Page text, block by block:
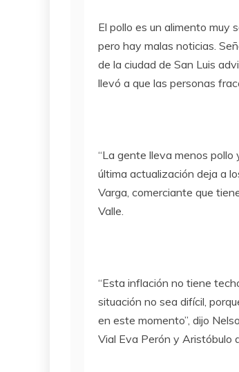
El pollo es un alimento muy
pero hay malas noticias.
de la ciudad de San Luis
llevó a que las personas
“La gente lleva menos
última actualización deja a
Varga, comerciante que
Valle.
“Esta inflación no tiene
situación no sea difícil,
en este momento”, dijo
Vial Eva Perón y Aristóbulo